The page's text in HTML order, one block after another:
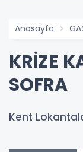
Anasayfa
KRİZE
SOFRA
Kent